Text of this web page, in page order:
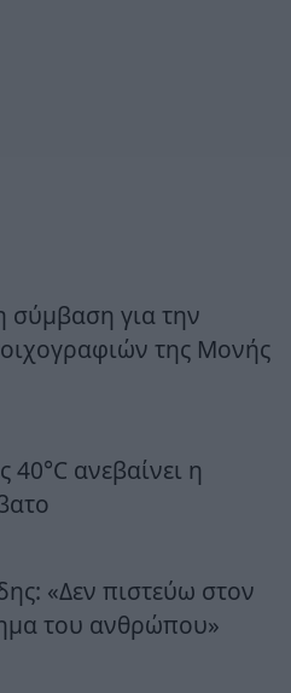
σύμβαση για την
της Μονής
ανεβαίνει η
«Δεν πιστεύω στον
του ανθρώπου»